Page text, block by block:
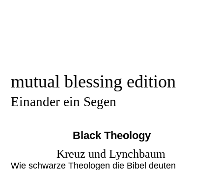
mutual blessing edition
Einander ein Segen
Black Theology
Kreuz und Lynchbaum
Wie schwarze Theologen die Bibel deuten